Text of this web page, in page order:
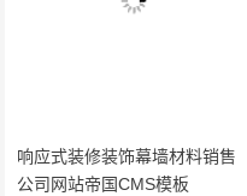
响应式装修装饰幕墙材料销售
公司网站帝国CMS模板